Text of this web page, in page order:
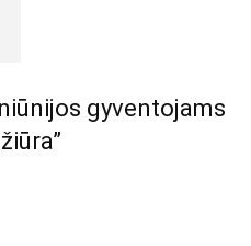
gyventojams